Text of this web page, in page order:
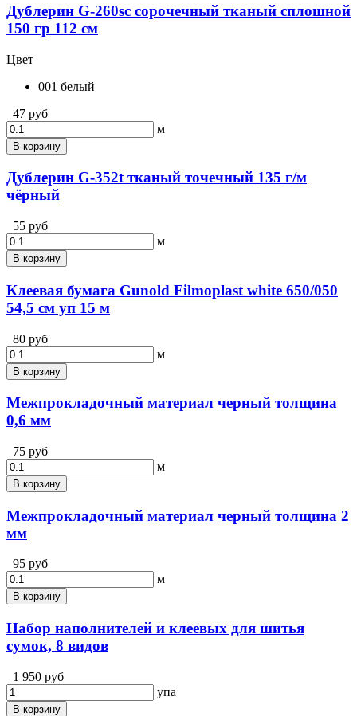
Дублерин G-260sc сорочечный тканый сплошной
150 гр 112 см
Цвет
001 белый
47 руб
м
В корзину
Дублерин G-352t тканый точечный 135 г/м
чёрный
55 руб
м
В корзину
Клеевая бумага Gunold Filmoplast white 650/050
54,5 см уп 15 м
80 руб
м
В корзину
Межпрокладочный материал черный толщина
0,6 мм
75 руб
м
В корзину
Межпрокладочный материал черный толщина 2
мм
95 руб
м
В корзину
Набор наполнителей и клеевых для шитья
сумок, 8 видов
1 950 руб
упа
В корзину